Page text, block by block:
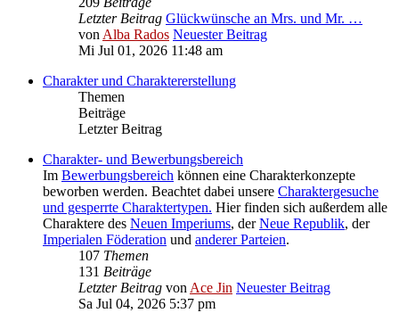
Letzter Beitrag Glückwünsche an Mrs. und Mr. …
vonAlba Rados Neuester Beitrag
Mi Jul 01, 2026 11:48 am
Charakter und Charaktererstellung
Themen
Beiträge
Letzter Beitrag
Charakter- und Bewerbungsbereich
Im Bewerbungsbereich können eine Charakterkonzepte
beworben werden. Beachtet dabei unsere Charaktergesuche
und gesperrte Charaktertypen. Hier finden sich außerdem alle
Charaktere des Neuen Imperiums, derNeue Republik, der
Imperialen Föderation und anderer Parteien.
107 Themen
131 Beiträge
Letzter Beitrag vonAce Jin Neuester Beitrag
Sa Jul 04, 2026 5:37 pm